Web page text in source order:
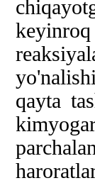
qayta